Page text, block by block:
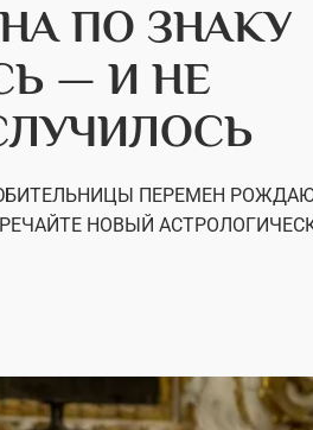
ПО ЗНАКУ
— И НЕ
ПЕРЕМЕН
НОВЫЙ